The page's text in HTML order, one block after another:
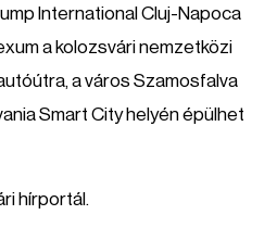
International Cluj-Napoca
a kolozsvári nemzetközi
a város Szamosfalva
Smart City helyén épülhet
hírportál.